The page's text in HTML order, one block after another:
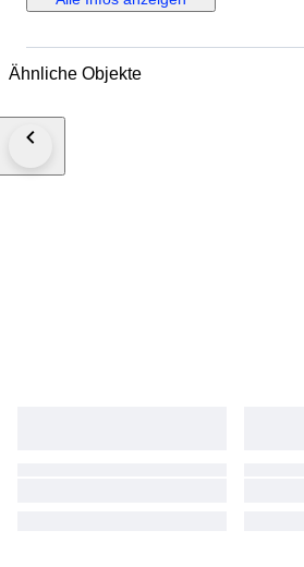
materiaal kast: staal diameter: ca. 41mm excl.
Foto's maken onderdeel uit van de
Ähnliche Objekte